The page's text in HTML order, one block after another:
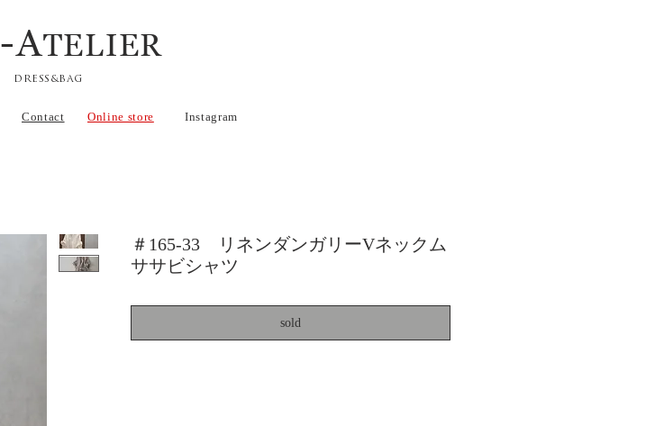
-ATELIER
DRESS&BAG
Contact Online store Instagram
＃165-33 リネンダンガリーVネックム
ササビシャツ
sold